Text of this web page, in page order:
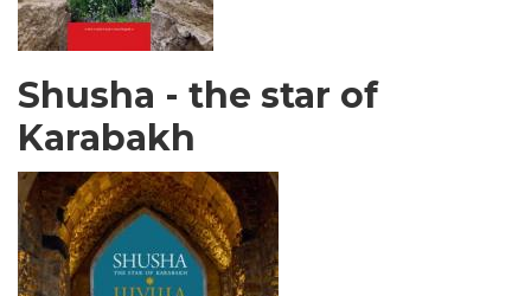
Shusha - the star of
Karabakh